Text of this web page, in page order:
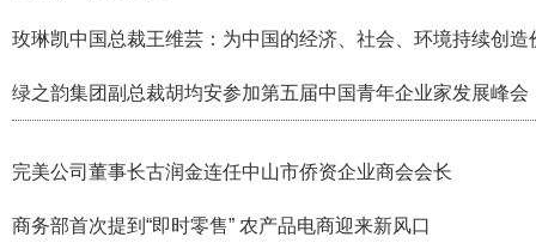
玫琳凯中国总裁王维芸：为中国的经济、社会、环境持续创造
绿之韵集团副总裁胡均安参加第五届中国青年企业家发展峰会
完美公司董事长古润金连任中山市侨资企业商会会长
商务部首次提到“即时零售” 农产品电商迎来新风口